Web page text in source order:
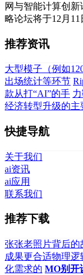
网与智能计算创
略论坛将于12月11
推荐资讯
大型模子（例如
出场统计等环节
款从打“AI”的手
经济转型升级的主
快捷导航
关于我们
ai资讯
ai应用
联系我们
推荐下载
张张老照片背后的
成果更合适物理逻
化需求的 MO别开